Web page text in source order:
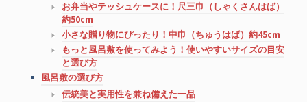
お弁当やテッシュケースに！尺三巾（しゃくさんはば）
約50cm
小さな贈り物にぴったり！中巾（ちゅうはば）約45cm
もっと風呂敷を使ってみよう！使いやすいサイズの目安
と選び方
風呂敷の選び方
伝統美と実用性を兼ね備えた一品